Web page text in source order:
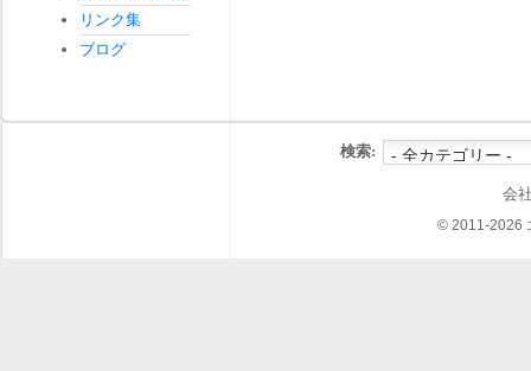
リンク集
ブログ
検索:
会
© 2011-2026